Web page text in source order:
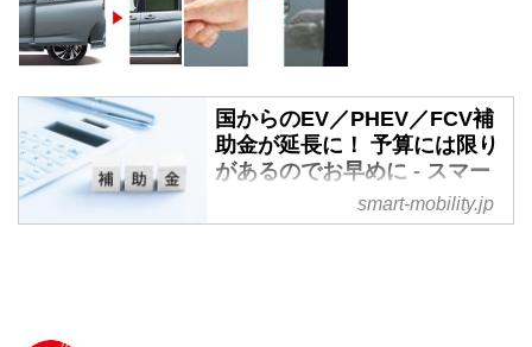
国からのEV／PHEV／FCV補
助金が延長に！ 予算には限り
があるのでお早めに - スマー
トモビリティJPsmart-mobility.jp